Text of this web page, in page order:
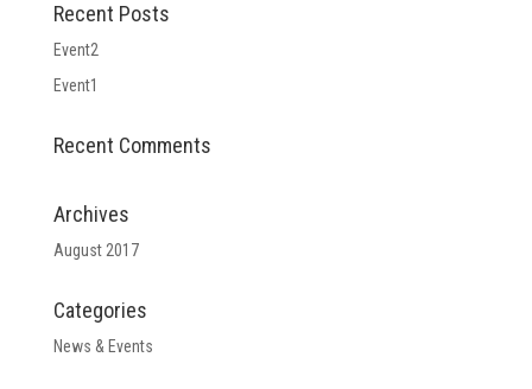
Recent Posts
Event2
Event1
Recent Comments
Archives
August 2017
Categories
News & Events